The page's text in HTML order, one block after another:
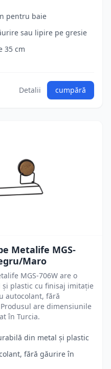
pentru baie
sau lipire pe gresie
35 cm
Detalii cumpără
Metalife MGS-
Maro
MGS-706W are o
plastic cu finisaj imitație
autocolant, fără
are dimensiunile
în Turcia.
din metal și plastic
fără găurire în